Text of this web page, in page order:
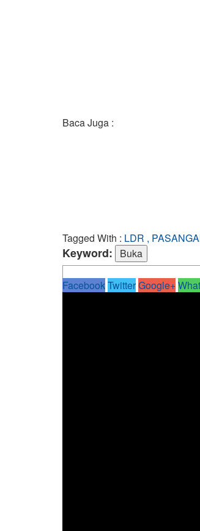
Baca Juga :
Tagged With : LDR ,
Keyword:
FacebookTwitterGoogle+